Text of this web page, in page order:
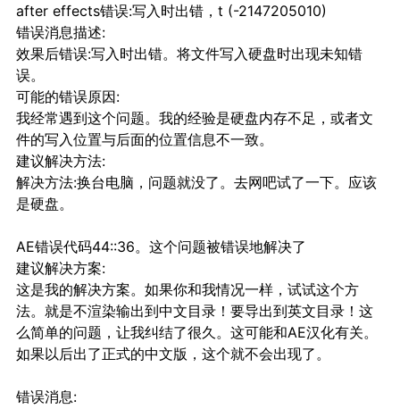
after effects错误:写入时出错，t (-2147205010)
错误消息描述:
效果后错误:写入时出错。将文件写入硬盘时出现未知错
误。
可能的错误原因:
我经常遇到这个问题。我的经验是硬盘内存不足，或者文
件的写入位置与后面的位置信息不一致。
建议解决方法:
解决方法:换台电脑，问题就没了。去网吧试了一下。应该
是硬盘。
AE错误代码44::36。这个问题被错误地解决了
建议解决方案:
这是我的解决方案。如果你和我情况一样，试试这个方
法。就是不渲染输出到中文目录！要导出到英文目录！这
么简单的问题，让我纠结了很久。这可能和AE汉化有关。
如果以后出了正式的中文版，这个就不会出现了。
错误消息: